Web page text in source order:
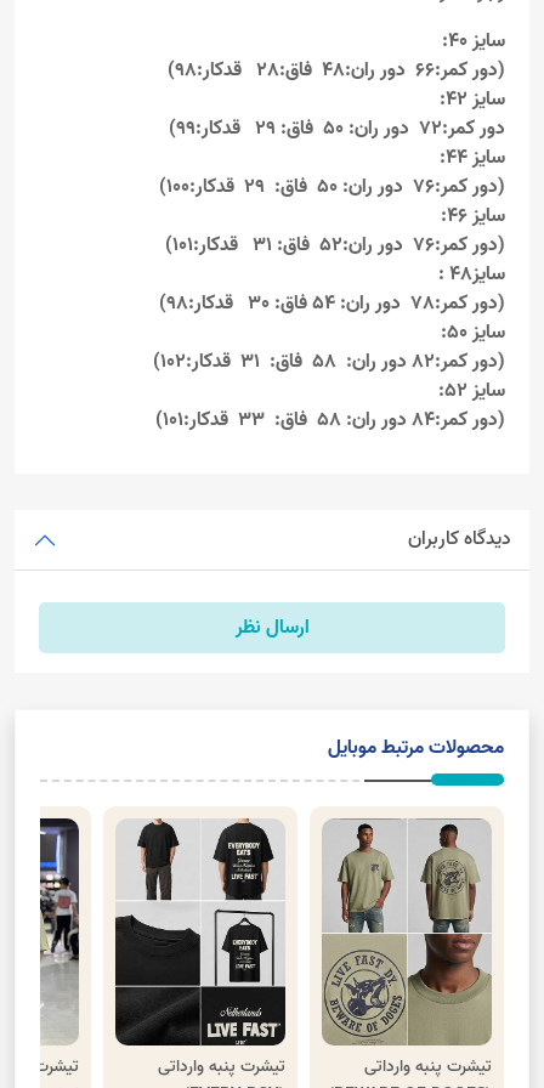
سایز 40:
(دور کمر:66 دور ران:48 فاق:28 قدکار:98)
سایز 42:
دور کمر:72 دور ران: 50 فاق: 29 قدکار:99)
سایز 44:
(دور کمر:76 دور ران: 50 فاق: 29 قدکار:100)
سایز 46:
(دور کمر:76 دور ران:52 فاق: 31 قدکار:101)
سایز48 :
(دور کمر:78 دور ران: 54 فاق: 30 قدکار:98)
سایز 50:
(دور کمر:82 دور ران: 58 فاق: 31 قدکار:102)
سایز 52:
(دور کمر:84 دور ران: 58 فاق: 33 قدکار:101)
دیدگاه کاربران
ارسال نظر
محصولات مرتبط موبایل
تیشرت پنبه وارداتی
تیشرت پنبه وارداتی
تیشرت